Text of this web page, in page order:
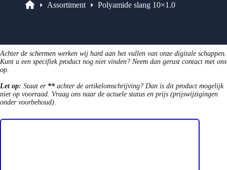
Assortiment Polyamide slang 10×1.0
Achter de schermen werken wij hard aan het vullen van onze digitale schappen.
Kunt u een specifiek product nog niet vinden? Neem dan gerust contact met ons
op.
Let op: Staat er ** achter de artikelomschrijving? Dan is dit product mogelijk
niet op voorraad. Vraag ons naar de actuele status en prijs (prijswijzigingen
onder voorbehoud).